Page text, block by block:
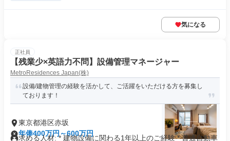
気になる
正社員
【残業少×英語力不問】設備管理マネージャー
MetroResidences Japan(株)
設備/建物管理の経験を活かして、ご活躍をいただける方を募集し
ております！
東京都港区赤坂
年俸400万円～600万円
求める人材: * 建物設備に関わる1年以上のご経験 * 普通自動車